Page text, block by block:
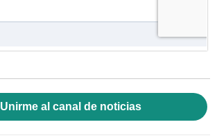
Unirme al canal de noticias